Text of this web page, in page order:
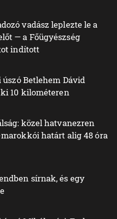
vadász leplezte le a
— a Főügyészség
indított
Betlehem Dávid
10 kilométeren
közel hatvanezren
határt alig 48 óra
sírnak, és egy